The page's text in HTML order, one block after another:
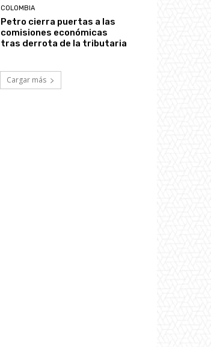
COLOMBIA
Petro cierra puertas a las
comisiones económicas
tras derrota de la tributaria
Cargar más